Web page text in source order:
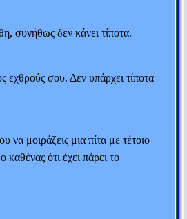
συνήθως δεν κάνει τίποτα.
εχθρούς σου. Δεν υπάρχει τίποτα
να μοιράζεις μια πίτα με τέτοιο
καθένας ότι έχει πάρει το
στο Φωκίωνα 100